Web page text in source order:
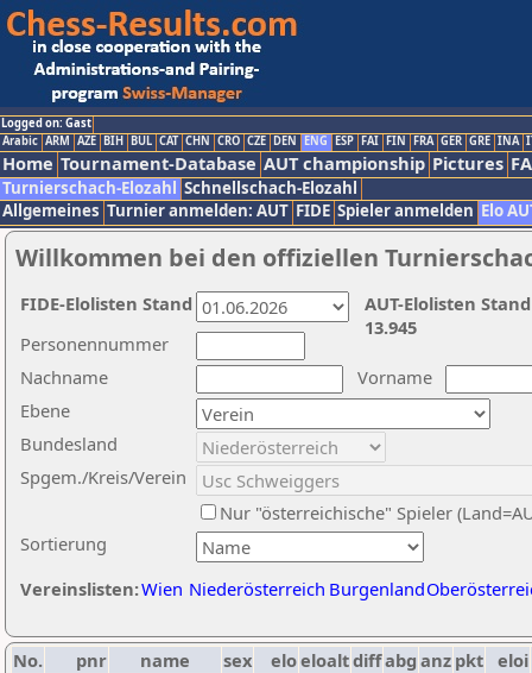
Logged on: Gast
Arabic ARM AZE BIH BUL CAT CHN CRO CZE DEN ENG ESP FAI FIN FRA GER GRE INA
Home Tournament-Database AUT championship Pictures
Turnierschach-Elozahl Schnellschach-Elozahl
Allgemeines Turnier anmelden: AUT FIDE Spieler anmelden Elo
Willkommen bei den offiziellen
Nachname
Vorname
Ebene
Sortierung
Personennummer
Bundesland
Spgem./Kreis/Verein
Nur "österreichische" Spieler
Vereinslisten:Wien Niederösterreich Burgenland
AUT-Elolisten
13.945
FIDE-Elolisten Stand
No. pnr name sex eloeloaltdiffabg anz pkt eloi